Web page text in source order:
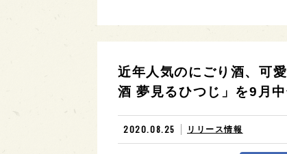
近年人気のにごり酒、可
酒 夢見るひつじ」を9月
2020.08.25 リリース情報